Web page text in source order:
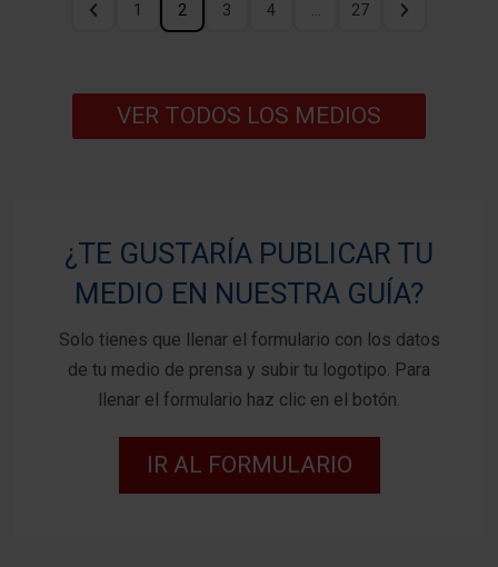
1 2 3 4 27
VER TODOS LOS MEDIOS
¿TE GUSTARÍA PUBLICAR TU
MEDIO EN NUESTRA GUÍA?
Solo tienes que llenar el formulario con los datos
de tu medio de prensa y subir tu logotipo. Para
llenar el formulario haz clic en el botón.
IR AL FORMULARIO